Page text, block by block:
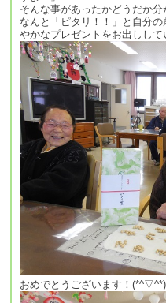
そんな事があったかどうだか
なんと「ピタリ！！」と自分
やかなプレゼントをお出しして
おめでとうございます！(*^▽^*)